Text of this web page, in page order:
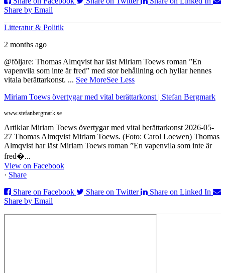
Share by Email
Litteratur & Politik
2 months ago
@följare: Thomas Almqvist har läst Miriam Toews roman ”En
vapenvila som inte är fred” med stor behållning och hyllar hennes
vitala berättarkonst. ... See MoreSee Less
Miriam Toews övertygar med vital berättarkonst | Stefan Bergmark
www.stefanbergmark.se
Artiklar Miriam Toews övertygar med vital berättarkonst 2026-05-
27 Thomas Almqvist Miriam Toews. (Foto: Carol Loewen) Thomas
Almqvist har läst Miriam Toews roman ”En vapenvila som inte är
fred�...
View on Facebook
· Share
Share on Facebook
Share on Twitter
Share on Linked In
Share by Email